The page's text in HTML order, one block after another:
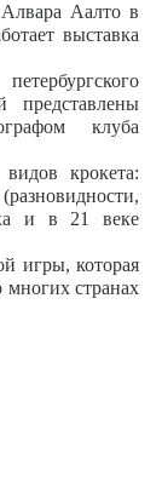
Аалто в
выставка
клуба
крокета:
и в 21 веке
игры, которая
многих странах